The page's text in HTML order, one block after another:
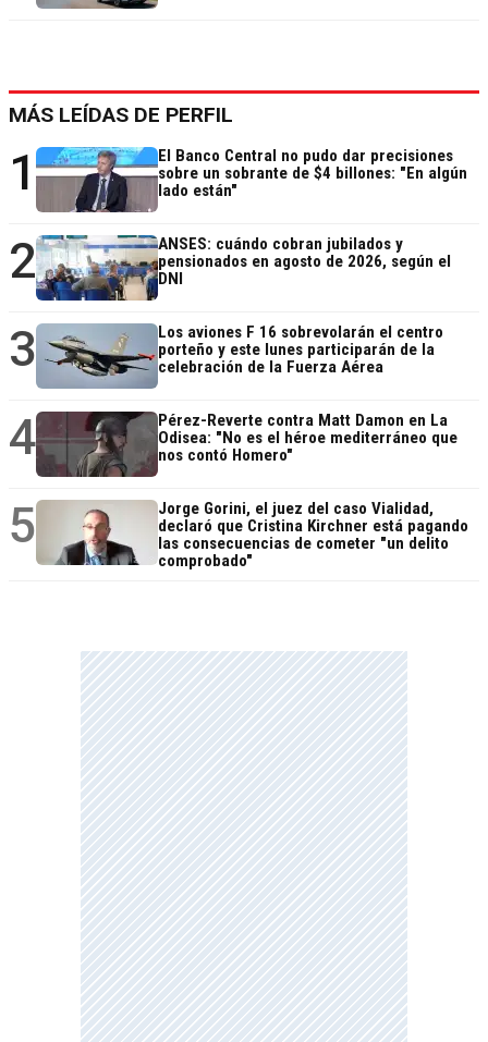
MÁS LEÍDAS DE PERFIL
1
El Banco Central no pudo dar precisiones
sobre un sobrante de $4 billones: "En algún
lado están"
2
ANSES: cuándo cobran jubilados y
pensionados en agosto de 2026, según el
DNI
3
Los aviones F 16 sobrevolarán el centro
porteño y este lunes participarán de la
celebración de la Fuerza Aérea
4
Pérez-Reverte contra Matt Damon en La
Odisea: "No es el héroe mediterráneo que
nos contó Homero"
5
Jorge Gorini, el juez del caso Vialidad,
declaró que Cristina Kirchner está pagando
las consecuencias de cometer "un delito
comprobado"